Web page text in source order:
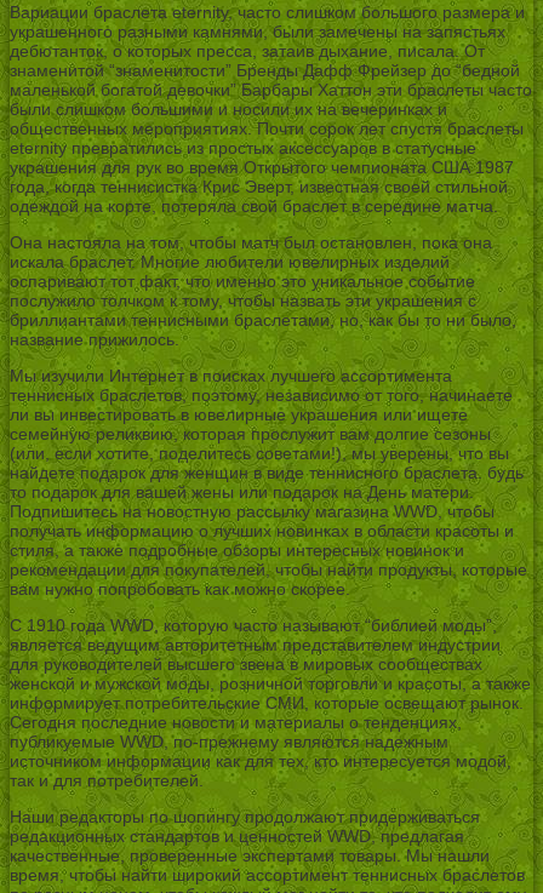
Вариации браслета eternity, часто слишком большого размера и
украшенного разными камнями, были замечены на запястьях
дебютанток, о которых пресса, затаив дыхание, писала. От
знаменитой “знаменитости” Бренды Дафф Фрейзер до “бедной
маленькой богатой девочки” Барбары Хаттон эти браслеты часто
были слишком большими и носили их на вечеринках и
общественных мероприятиях. Почти сорок лет спустя браслеты
eternity превратились из простых аксессуаров в статусные
украшения для рук во время Открытого чемпионата США 1987
года, когда теннисистка Крис Эверт, известная своей стильной
одеждой на корте, потеряла свой браслет в середине матча.
Она настояла на том, чтобы матч был остановлен, пока она
искала браслет. Многие любители ювелирных изделий
оспаривают тот факт, что именно это уникальное событие
послужило толчком к тому, чтобы назвать эти украшения с
бриллиантами теннисными браслетами, но, как бы то ни было,
название прижилось.
Мы изучили Интернет в поисках лучшего ассортимента
теннисных браслетов, поэтому, независимо от того, начинаете
ли вы инвестировать в ювелирные украшения или ищете
семейную реликвию, которая прослужит вам долгие сезоны
(или, если хотите, поделитесь советами!), мы уверены, что вы
найдете подарок для женщин в виде теннисного браслета. будь
то подарок для вашей жены или подарок на День матери.
Подпишитесь на новостную рассылку магазина WWD, чтобы
получать информацию о лучших новинках в области красоты и
стиля, а также подробные обзоры интересных новинок и
рекомендации для покупателей, чтобы найти продукты, которые
вам нужно попробовать как можно скорее.
С 1910 года WWD, которую часто называют “библией моды”,
является ведущим авторитетным представителем индустрии
для руководителей высшего звена в мировых сообществах
женской и мужской моды, розничной торговли и красоты, а также
информирует потребительские СМИ, которые освещают рынок.
Сегодня последние новости и материалы о тенденциях,
публикуемые WWD, по-прежнему являются надежным
источником информации как для тех, кто интересуется модой,
так и для потребителей.
Наши редакторы по шопингу продолжают придерживаться
редакционных стандартов и ценностей WWD, предлагая
качественные, проверенные экспертами товары. Мы нашли
время, чтобы найти широкий ассортимент теннисных браслетов